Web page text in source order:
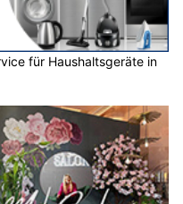
für Haushaltsgeräte in